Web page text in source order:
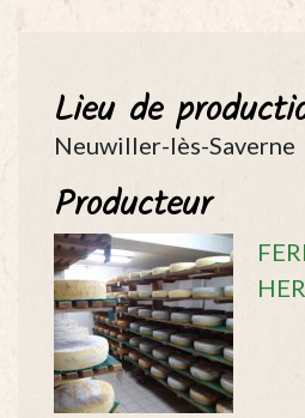
Lieu de
Neuwiller-lès-Saverne
Producteur